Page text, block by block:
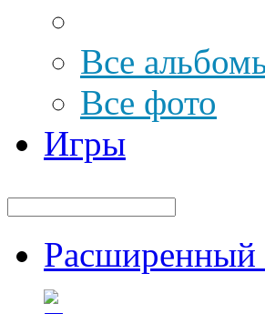
Все
Все фото
Игры
Расширенный